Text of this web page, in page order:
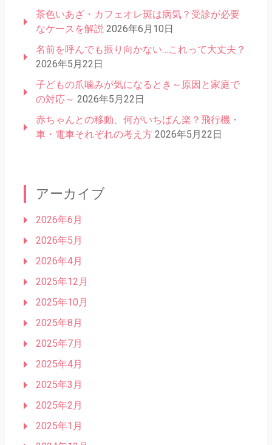
茶色いあざ・カフェオレ斑は病気？受診が必要
なケースを解説 2026年6月10日
名前を呼んでも振り向かない…これって大丈夫？
2026年5月22日
子どもの爪噛みが気になるとき～原因と家庭で
の対応～ 2026年5月22日
赤ちゃんとの移動、何がいちばん楽？飛行機・
車・電車それぞれの考え方 2026年5月22日
アーカイブ
2026年6月
2026年5月
2026年4月
2025年12月
2025年10月
2025年8月
2025年7月
2025年4月
2025年3月
2025年2月
2025年1月